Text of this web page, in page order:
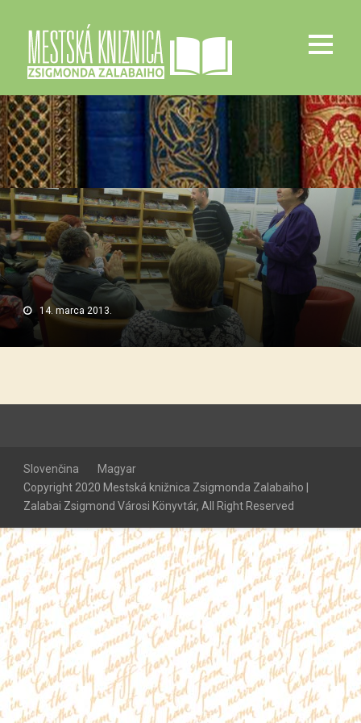
14. marca 2013.
Slovenčina
Magyar
Copyright 2020 Mestská knižnica Zsigmonda Zalabaiho |
Zalabai Zsigmond Városi Könyvtár, All Right Reserved